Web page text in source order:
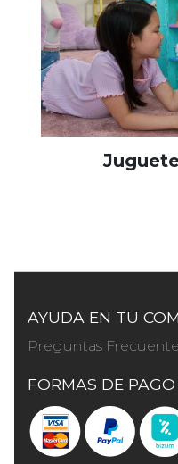
AYUDA EN TU
Preguntas
FORMAS DE PAGO